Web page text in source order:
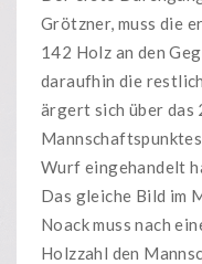
Grötzner, muss die
142 Holz an den
daraufhin die
ärgert sich über das
Wurf eingehandelt
Das gleiche Bild im
Noack muss nach
Holzzahl den